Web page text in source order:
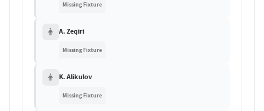
Missing Fixture
A. Zeqiri
Missing Fixture
K. Alikulov
Missing Fixture